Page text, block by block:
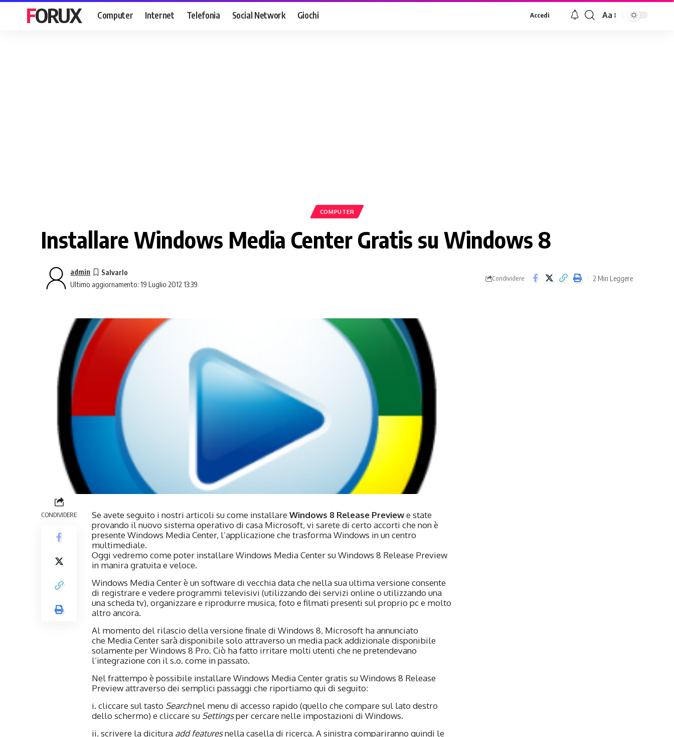
FORUX Computer Internet Telefonia Social Network Giochi Accedi Aa
COMPUTER
Installare Windows Media Center Gratis su Windows 8
Ultimo aggiornamento: 19 Luglio 2012 13:39
admin
Condividere 2 Min Leggere
CONDIVIDERE Se avete seguito i nostri articoli su come installare Windows 8 Release Previewe state
provando il nuovo sistema operativo di casa Microsoft, vi sarete di certo accorti che non è
presente Windows Media Center, l’applicazione che trasforma Windows in un centro
multimediale.
Oggi vedremo come poter installare Windows Media Center su Windows 8 Release Preview
in manira gratuita e veloce.
Windows Media Center è un software di vecchia data che nella sua ultima versione consente
di registrare e vedere programmi televisivi (utilizzando dei servizi online o utilizzando una
una scheda tv), organizzare e riprodurre musica, foto e filmati presenti sul proprio pc e molto
altro ancora.
Al momento del rilascio della versione finale di Windows 8, Microsoft ha annunciato
che Media Center sarà disponibile solo attraverso un media pack addizionale disponibile
solamente per Windows 8 Pro. Ciò ha fatto irritare molti utenti che ne pretendevano
l’integrazione con il s.o. come in passato.
Nel frattempo è possibile installare Windows Media Center gratis su Windows 8 Release
Preview attraverso dei semplici passaggi che riportiamo qui di seguito:
i. cliccare sul tasto Searchnel menu di accesso rapido (quello che compare sul lato destro
dello schermo) e cliccare su Settingsper cercare nelle impostazioni di Windows.
ii. scrivere la dicitura add featuresnella casella di ricerca. A sinistra compariranno quindi le